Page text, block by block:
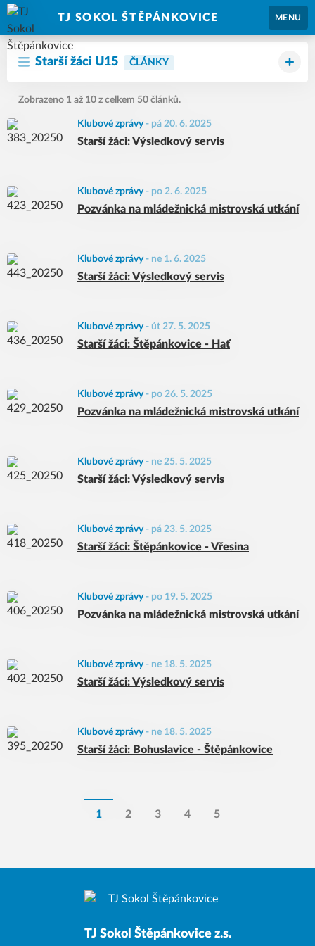
TJ SOKOL ŠTĚPÁNKOVICE MENU
Starší žáci U15 ČLÁNKY
Zobrazeno 1 až 10 z celkem 50 článků.
Klubové zprávy- pá 20. 6. 2025
Starší žáci: Výsledkový servis
Klubové zprávy- po 2. 6. 2025
Pozvánka na mládežnická mistrovská utkání
Klubové zprávy- ne 1. 6. 2025
Starší žáci: Výsledkový servis
Klubové zprávy- út 27. 5. 2025
Starší žáci: Štěpánkovice - Hať
Klubové zprávy- po 26. 5. 2025
Pozvánka na mládežnická mistrovská utkání
Klubové zprávy- ne 25. 5. 2025
Starší žáci: Výsledkový servis
Klubové zprávy- pá 23. 5. 2025
Starší žáci: Štěpánkovice - Vřesina
Klubové zprávy- po 19. 5. 2025
Pozvánka na mládežnická mistrovská utkání
Klubové zprávy- ne 18. 5. 2025
Starší žáci: Výsledkový servis
Klubové zprávy- ne 18. 5. 2025
Starší žáci: Bohuslavice - Štěpánkovice
1 2 3 4 5
TJ Sokol Štěpánkovice z.s.